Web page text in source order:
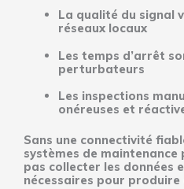
La qualité du signal
réseaux locaux
Les temps d’arrêt
perturbateurs
Les inspections
onéreuses et
Sans une connectivité
systèmes de maintenance
pas collecter les données
nécessaires pour produire